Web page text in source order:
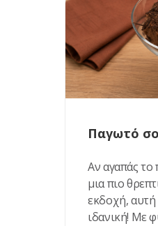
Παγωτό
Αν αγαπάς το
μια πιο
εκδοχή, αυτή
ιδανική! Με